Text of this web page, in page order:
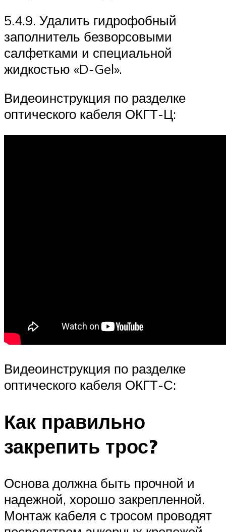
5.4.9. Удалить гидрофобный
заполнитель безворсовыми
салфетками и специальной
жидкостью «D-Gel».
Видеоинструкция по разделке
оптического кабеля ОКГТ-Ц:
Видеоинструкция по разделке
оптического кабеля ОКГТ-С:
Как правильно
закрепить трос?
Основа должна быть прочной и
надежной, хорошо закрепленной.
Монтаж кабеля с тросом проводят